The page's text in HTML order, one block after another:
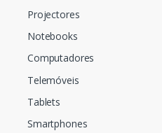
Projectores
Notebooks
Computadores
Telemóveis
Tablets
Smartphones